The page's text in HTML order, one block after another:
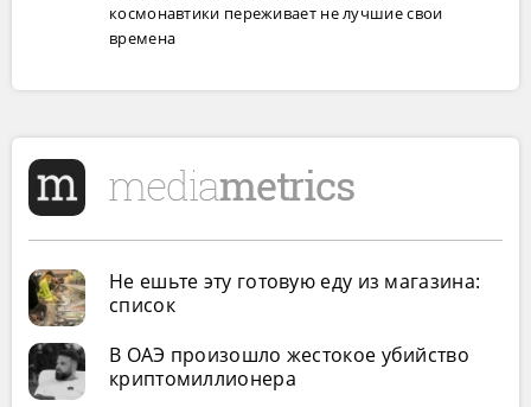
космонавтики переживает не лучшие свои
времена
Не ешьте эту готовую еду из магазина:
список
В ОАЭ произошло жестокое убийство
криптомиллионера